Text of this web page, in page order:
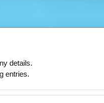
details.
entries.